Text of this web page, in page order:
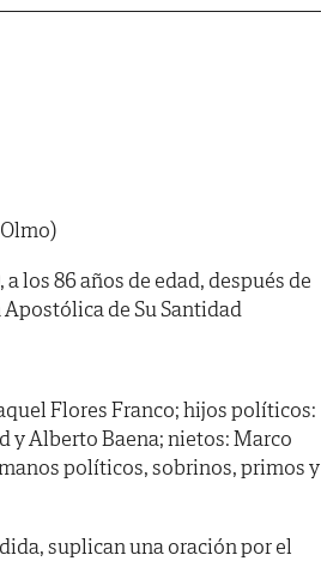
los 86 años de edad, después de
de Su Santidad
Flores Franco; hijos políticos:
y Alberto Baena; nietos: Marco
políticos, sobrinos, primos y
suplican una oración por el